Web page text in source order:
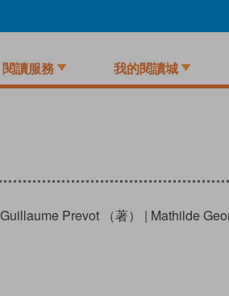
閱讀服務 我的閱讀城
Prevot （著） | Mathilde